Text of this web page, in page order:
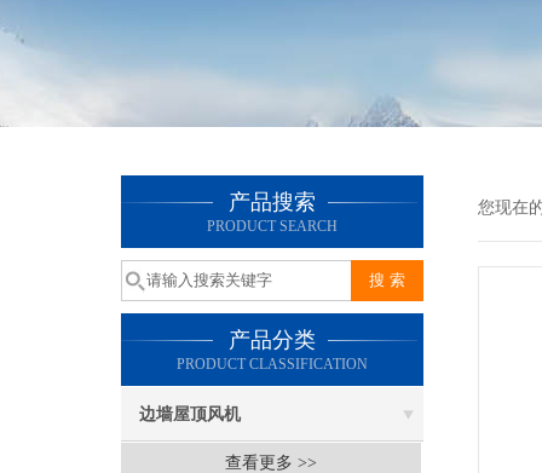
产品搜索
PRODUCT SEARCH
产品分类
PRODUCT CLASSIFICATION
边墙屋顶风机
查看更多 >>
您现在